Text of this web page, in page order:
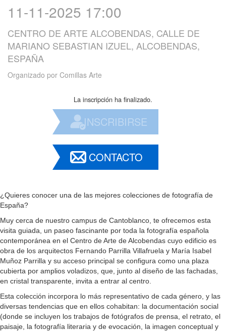
11-11-2025 17:00
CENTRO DE ARTE ALCOBENDAS, CALLE DE
MARIANO SEBASTIAN IZUEL, ALCOBENDAS,
ESPAÑA
Organizado por Comillas Arte
La inscripción ha finalizado.
INSCRIBIRSE
CONTACTO
¿Quieres conocer una de las mejores colecciones de fotografía de
España?
Muy cerca de nuestro campus de Cantoblanco, te ofrecemos esta
visita guiada, un paseo fascinante por toda la fotografía española
contemporánea en el Centro de Arte de Alcobendas cuyo edificio es
obra de los arquitectos Fernando Parrilla Villafruela y María Isabel
Muñoz Parrilla y su acceso principal se configura como una plaza
cubierta por amplios voladizos, que, junto al diseño de las fachadas,
en cristal transparente, invita a entrar al centro.
Esta colección incorpora lo más representativo de cada género, y las
diversas tendencias que en ellos cohabitan: la documentación social
(donde se incluyen los trabajos de fotógrafos de prensa, el retrato, el
paisaje, la fotografía literaria y de evocación, la imagen conceptual y